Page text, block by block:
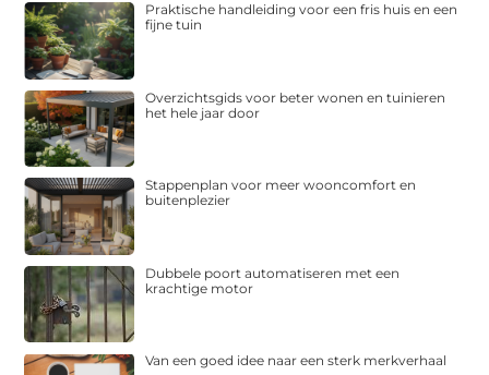
Praktische handleiding voor een fris huis en een
fijne tuin
Overzichtsgids voor beter wonen en tuinieren
het hele jaar door
Stappenplan voor meer wooncomfort en
buitenplezier
Dubbele poort automatiseren met een
krachtige motor
Van een goed idee naar een sterk merkverhaal